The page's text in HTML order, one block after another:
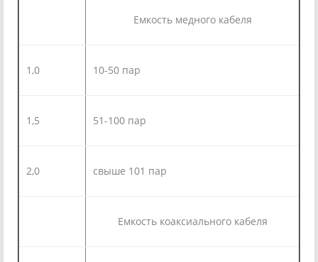
Емкость медного кабеля
1,0 10-50 пар
1,5 51-100 пар
2,0 свыше 101 пар
Емкость коаксиального кабеля